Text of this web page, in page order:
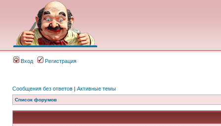
Вход Регистрация
Сообщения без ответов | Активные темы
Список форумов